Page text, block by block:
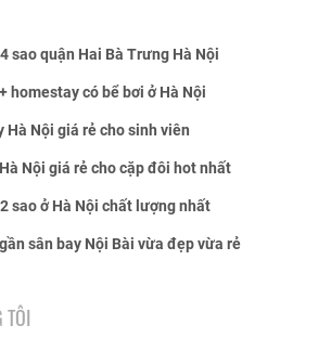
sao quận Hai Bà Trưng Hà Nội
homestay có bể bơi ở Hà Nội
Hà Nội giá rẻ cho sinh viên
Nội giá rẻ cho cặp đôi hot nhất
sao ở Hà Nội chất lượng nhất
sân bay Nội Bài vừa đẹp vừa rẻ
TÔI